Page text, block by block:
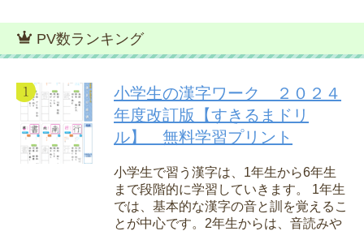
PV数ランキング
小学生の漢字ワーク ２０２４
年度改訂版【すきるまドリ
ル】 無料学習プリント
小学生で習う漢字は、1年生から6年生
まで段階的に学習していきます。 1年生
では、基本的な漢字の音と訓を覚えるこ
とが中心です。2年生からは、音読みや